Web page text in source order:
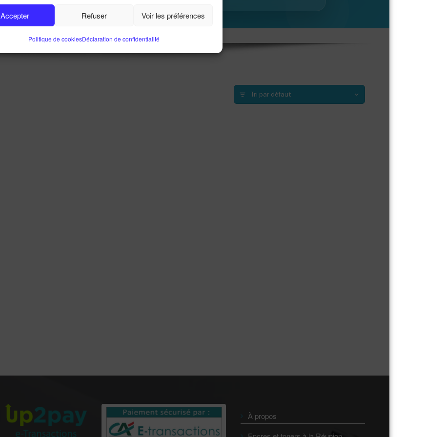
Accepter Refuser Voir les préférences
Politique de cookiesDéclaration de confidentialité
À propos